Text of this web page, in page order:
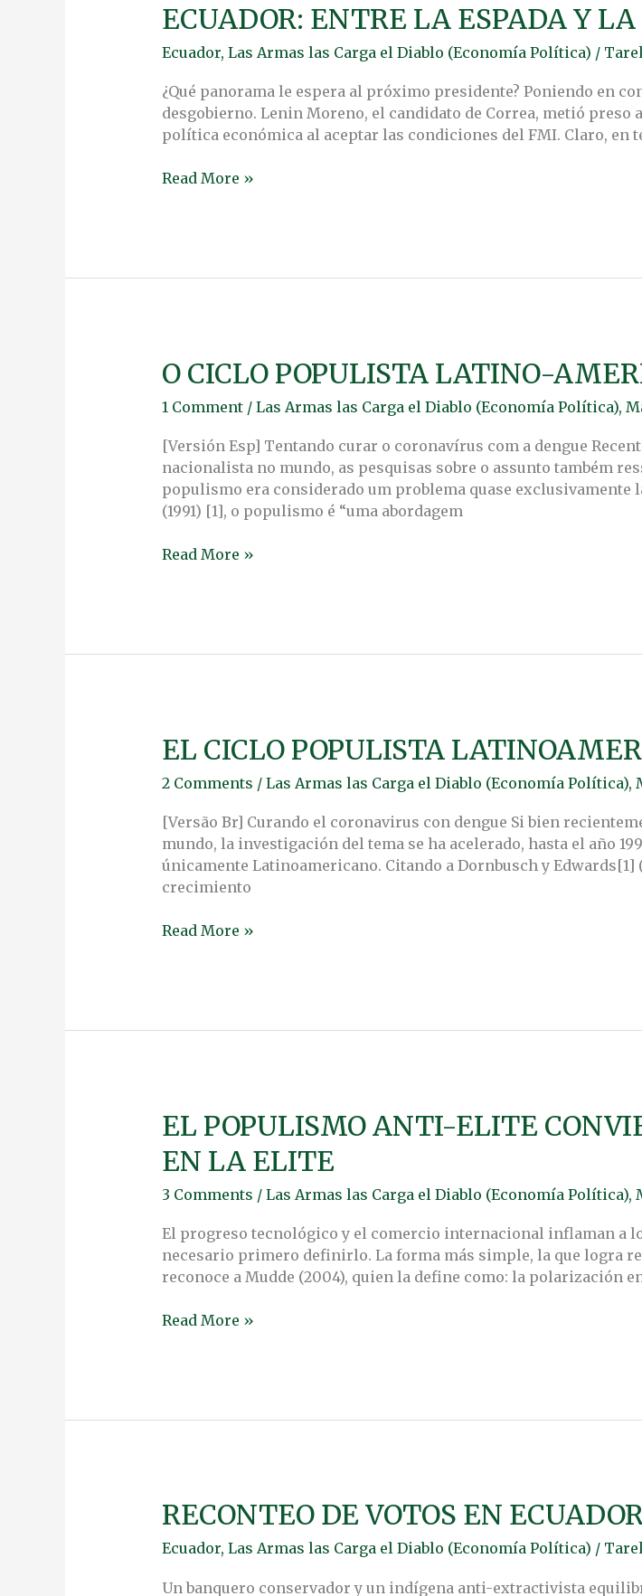
ECUADOR: ENTRE LA ESPADA Y LA
Ecuador, Las Armas las Carga el Diablo (Economía Política) /
¿Qué panorama le espera al próximo presidente? Poniendo en
desgobierno. Lenin Moreno, el candidato de Correa, metió
política económica al aceptar las condiciones del FMI. Claro,
ECUADOR:
ENTRE
LA
Y
LA
PARED
Read More »
O CICLO POPULISTA LATINO-
1 Comment / Las Armas las Carga el Diablo (Economía Política),
[Versión Esp] Tentando curar o coronavírus com a dengue
nacionalista no mundo, as pesquisas sobre o assunto também
populismo era considerado um problema quase exclusivamente
(1991) [1], o populismo é “uma abordagem
O
CICLO
POPULISTA
AMERICANO
Read More »
EL CICLO POPULISTA
2 Comments / Las Armas las Carga el Diablo (Economía Política),
[Versão Br] Curando el coronavirus con dengue Si bien
mundo, la investigación del tema se ha acelerado, hasta el año
únicamente Latinoamericano. Citando a Dornbusch y Edwards[1]
crecimiento
EL
CICLO
POPULISTA
Read More »
EL POPULISMO ANTI-ELITE
EN LA ELITE
3 Comments / Las Armas las Carga el Diablo (Economía Política),
El progreso tecnológico y el comercio internacional inflaman a
necesario primero definirlo. La forma más simple, la que logra
reconoce a Mudde (2004), quien la define como: la polarización
EL
POPULISMO
ANTI-
CONVIERTE
A
UNA
UNICA
EN
Read More »
RECONTEO DE VOTOS EN
Ecuador, Las Armas las Carga el Diablo (Economía Política) /
Un banquero conservador y un indígena anti-extractivista
RECONTEO
DE
VOTOS